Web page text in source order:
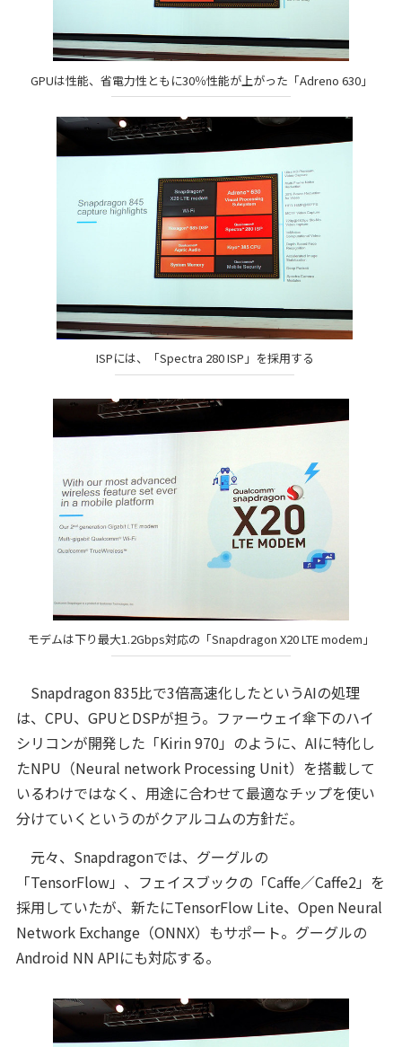
GPUは性能、省電力性ともに30％性能が上がった「Adreno 630」
ISPには、「Spectra 280 ISP」を採用する
モデムは下り最大1.2Gbps対応の「Snapdragon X20 LTE modem」
Snapdragon 835比で3倍高速化したというAIの処理
は、CPU、GPUとDSPが担う。ファーウェイ傘下のハイ
シリコンが開発した「Kirin 970」のように、AIに特化し
たNPU（Neural network Processing Unit）を搭載して
いるわけではなく、用途に合わせて最適なチップを使い
分けていくというのがクアルコムの方針だ。
元々、Snapdragonでは、グーグルの
「TensorFlow」、フェイスブックの「Caffe／Caffe2」を
採用していたが、新たにTensorFlow Lite、Open Neural
Network Exchange（ONNX）もサポート。グーグルの
Android NN APIにも対応する。